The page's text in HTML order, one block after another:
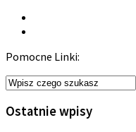
Pomocne Linki:
Ostatnie wpisy